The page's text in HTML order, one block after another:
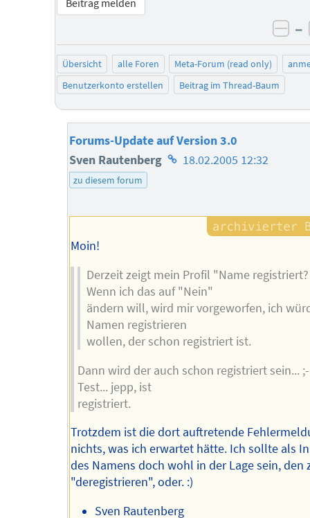
–
Übersicht alle Foren Meta-Forum (read only)
Benutzerkonto erstellen
Beitrag im Thread-Baum
Forums-Update auf Version 3.0
Sven Rautenberg Homepage
18.02.2005 12:32
zu diesem forum
Moin!
Derzeit zeigt mein Profil "Name
Wenn ich das auf "Nein"
ändern will, wird mir vorgeworfen, ich
Namen registrieren
wollen, der schon registriert ist.
Dann wird der auch schon registriert sein...
Test... jepp, ist
registriert.
Trotzdem ist die dort auftretende
nichts, was ich erwartet hätte. Ich sollte als
des Namens doch wohl in der Lage sein, den
"deregistrieren", oder. :)
Sven Rautenberg